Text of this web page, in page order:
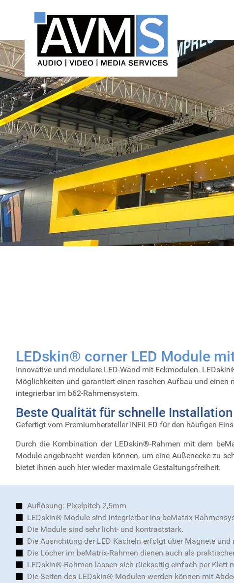
LEDskin® corner LED Module
Innovative und modulare LED-Wand mit Eckmodulen.
Möglichkeiten und garantiert einen raschen Aufbau und
integrierbar im b62-Rahmensystem.
Beste Qualität für schnelle Installation
Gefertigt vom Premiumhersteller INFiLED für den häufigen
Durch die Kombination der LEDskin®-Rahmen mit dem
Module angebracht werden können, um eine Außenecke zu
bietet Ihnen auch hier wieder maximale Gestaltungsfreiheit.
Auflösung: Pixelpitch 2,5mm
LEDskin® Module sind integrierbar ins beMatrix
Die Module sind sehr licht- und kontraststark.
Die Ausrichtung der LED Kacheln erfolgt über Magnete und
Die Löcher im beMatrix-Rahmen dienen auch als
LEDskin®-Rahmen lassen sich rückseitig einfach per Klett
Die Seiten des LEDskin® Modulen werden können mit